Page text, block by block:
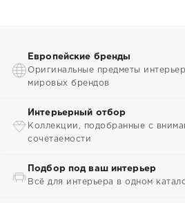
Европейские бренды
Оригинальные предметы
мировых брендов
Интерьерный отбор
Коллекции, подобранные с
сочетаемости
Подбор под ваш интерьер
Всё для интерьера в одном